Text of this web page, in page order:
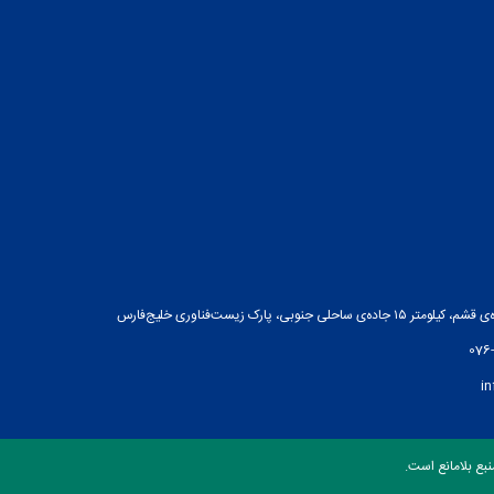
ساحلی جنوبی، پارک زیست‌فناوری خلیج‌فارس
بلامانع است.